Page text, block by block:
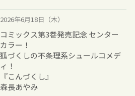
2026年6月18日（木）
コミックス第3巻発売記念 センター
カラー！
狐づくしの不条理系シュールコメデ
ィ！
『こんづくし』
森長あやみ